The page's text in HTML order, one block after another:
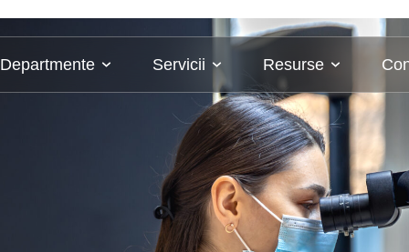
Departmente Servicii Resurse